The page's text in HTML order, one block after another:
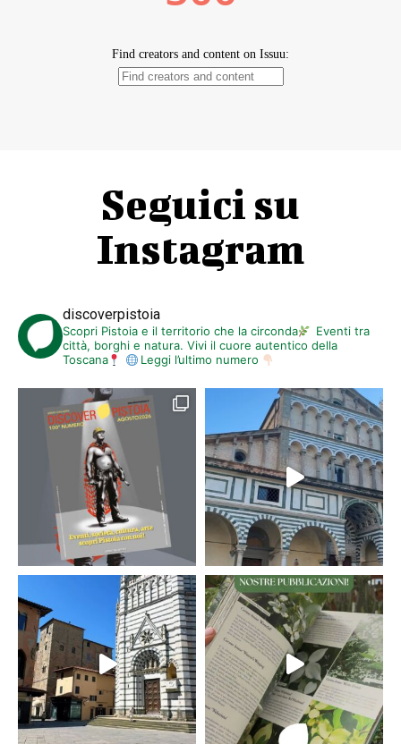
Seguici su
Instagram
discoverpistoia
Scopri Pistoia e il territorio che la circonda
Eventi tra
città, borghi e natura. Vivi il cuore autentico della
Toscana
Leggi l’ultimo numero